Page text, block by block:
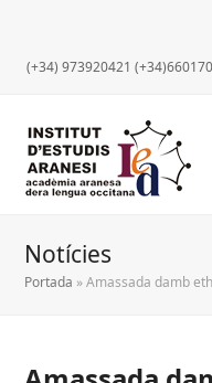
(+34) 973920421
Notícies
Portada »Amassada damb